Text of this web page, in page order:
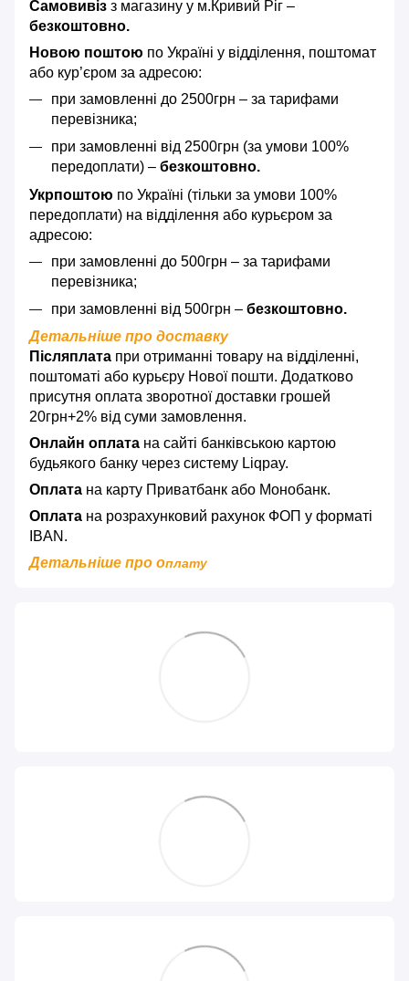
Самовивіз з магазину у м.Кривий Ріг –
безкоштовно.
Новою поштою по Україні у відділення, поштомат
або кур’єром за адресою:
при замовленні до 2500грн – за тарифами
перевізника;
при замовленні від 2500грн (за умови 100%
передоплати) – безкоштовно.
Укрпоштою по Україні (тільки за умови 100%
передоплати) на відділення або курьєром за
адресою:
при замовленні до 500грн – за тарифами
перевізника;
при замовленні від 500грн – безкоштовно.
Детальніше про доставку
Післяплата при отриманні товару на відділенні,
поштоматі або курьєру Нової пошти. Додатково
присутня оплата зворотної доставки грошей
20грн+2% від суми замовлення.
Онлайн оплата на сайті банківською картою
будьякого банку через систему Liqpay.
Оплата на карту Приватбанк або Монобанк.
Оплата на розрахунковий рахунок ФОП у форматі
IBAN.
Детальніше про оплату